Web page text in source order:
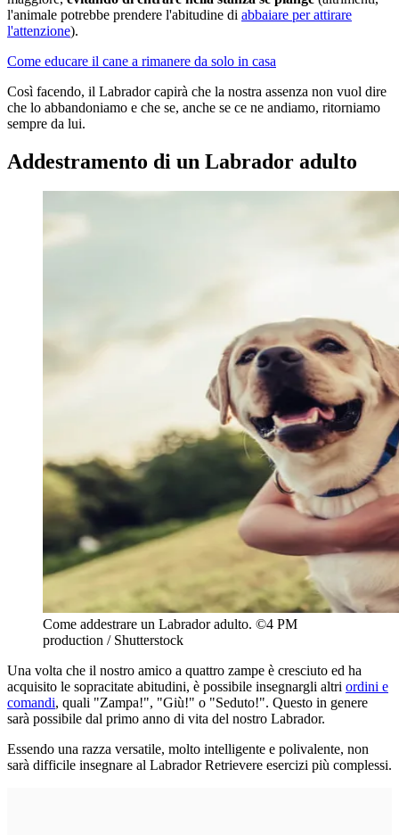
l'animale potrebbe prendere l'abitudine di abbaiare per attirare
l'attenzione).
Come educare il cane a rimanere da solo in casa
Così facendo, il Labrador capirà che la nostra assenza non vuol dire
che lo abbandoniamo e che se, anche se ce ne andiamo, ritorniamo
sempre da lui.
Addestramento di un Labrador adulto
Come addestrare un Labrador adulto. ©4 PM
production / Shutterstock
Una volta che il nostro amico a quattro zampe è cresciuto ed ha
acquisito le sopracitate abitudini, è possibile insegnargli altri ordini e
comandi, quali "Zampa!", "Giù!" o "Seduto!". Questo in genere
sarà possibile dal primo anno di vita del nostro Labrador.
Essendo una razza versatile, molto intelligente e polivalente, non
sarà difficile insegnare al Labrador Retrievere esercizi più complessi.